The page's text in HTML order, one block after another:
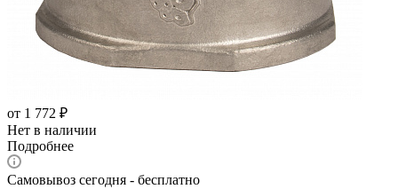
от 1 772 ₽
Нет в наличии
Подробнее
Самовывоз сегодня - бесплатно